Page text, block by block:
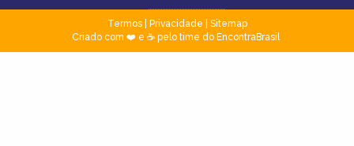
Termos| Privacidade
Sitemap
Criado com ❤️ e ☕ pelo time do EncontraBrasil